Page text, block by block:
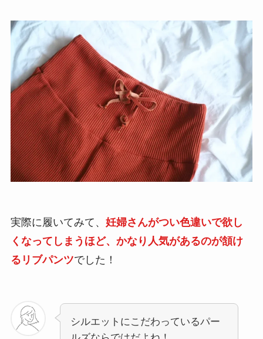
実際に履いてみて、 妊婦さんがつい色違いで欲し
くなってしまうほど、かなり人気があるのが頷け
るリブパンツでした！
シルエットにこだわっているパー